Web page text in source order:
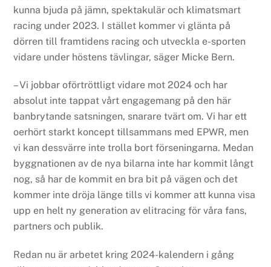
kunna bjuda på jämn, spektakulär och klimatsmart
racing under 2023. I stället kommer vi glänta på
dörren till framtidens racing och utveckla e-sporten
vidare under höstens tävlingar, säger Micke Bern.
– Vi jobbar oförtröttligt vidare mot 2024 och har
absolut inte tappat vårt engagemang på den här
banbrytande satsningen, snarare tvärt om. Vi har ett
oerhört starkt koncept tillsammans med EPWR, men
vi kan dessvärre inte trolla bort förseningarna. Medan
byggnationen av de nya bilarna inte har kommit långt
nog, så har de kommit en bra bit på vägen och det
kommer inte dröja länge tills vi kommer att kunna visa
upp en helt ny generation av elitracing för våra fans,
partners och publik.
Redan nu är arbetet kring 2024-kalendern i gång